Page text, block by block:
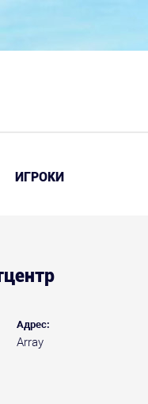
ИГРОКИ
Адрес:
Array